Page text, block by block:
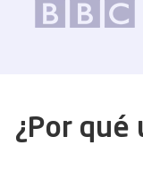
¿Por qué